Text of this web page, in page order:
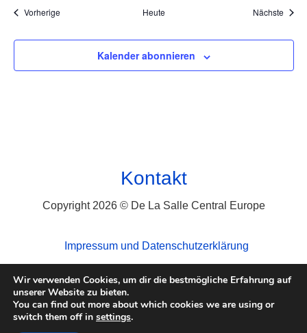
VorherigeVeranstaltungen Heute Nächste
Kalender abonnieren
Kontakt
Copyright 2026 © De La Salle Central Europe
Impressum und Datenschutzerklärung
Wir verwenden Cookies, um dir die bestmögliche Erfahrung auf
unserer Website zu bieten.
You can find out more about which cookies we are using or
switch them off in settings.